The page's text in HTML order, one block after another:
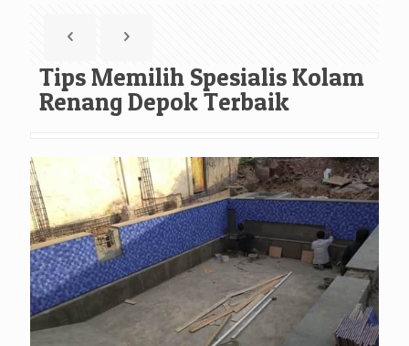
Tips Memilih Spesialis Kolam
Renang Depok Terbaik